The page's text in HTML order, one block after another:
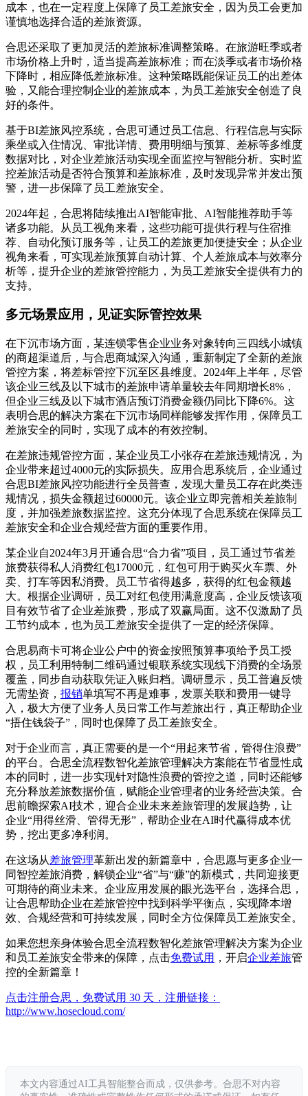
成本，也在一定程度上保障了员工差旅安全，因为员工会更加
谨慎地选择合适的差旅资源。
合思还采取了更加灵活的差旅标准调整策略。在旅游旺季或者
市场价格上升时，适当提高差旅标准；而在淡季或者市场价格
下降时，相应降低差旅标准。这种策略既能保证员工的出差体
验，又能合理控制企业的差旅成本，为员工差旅安全创造了良
好的条件。
基于BI差旅风控系统，合思可通过员工信息、行程信息与实际
乘坐或入住情况、审批详情、费用明细与预算、差标等多维度
数据对比，对企业差旅活动实现全面监控与智能分析。实时监
控差旅活动是否符合预算和差旅标准，及时发现异常并发出预
警，进一步保障了员工差旅安全。
2024年起，合思将陆续推出AI智能审批、AI智能推荐助手等
诸多功能。从员工视角来看，这些功能可提供行程与住宿推
荐、自动化预订服务等，让员工的差旅更加便捷安全；从企业
视角来看，可实现差旅预算自动计算、个人差旅成本与效率分
析等，提升企业的差旅管控能力，为员工差旅安全提供有力的
支持。
多元场景应用，见证实际管控效果
在下沉市场方面，某连锁零售企业业务对象转向三四线小城镇
的商超渠道后，与合思商城深入沟通，重新制定了全新的差旅
管控方案，将差标管控下沉至区县维度。2024年上半年，尽管
该企业三线及以下城市的差旅申请单量较去年同期增长8%，
但企业三线及以下城市酒店预订消费金额仍同比下降6%。这
表明合思的解决方案在下沉市场同样能够发挥作用，保障员工
差旅安全的同时，实现了成本的有效控制。
在差旅违规管控方面，某企业员工小张存在差旅违规情况，为
企业带来超过4000元的实际损失。应用合思系统后，企业通过
合思BI差旅风控功能进行全员普查，发现大量员工存在此类违
规情况，损失金额超过60000元。该企业立即完善相关差旅制
度，并加强差旅数据监控。这充分体现了合思系统在保障员工
差旅安全和企业合规经营方面的重要作用。
某企业自2024年3月开通合思“合力省”项目，员工通过节省差
旅费获得私人消费红包17000元，红包可用于购买火车票、外
卖、打车等因私消费。员工节省得越多，获得的红包金额越
大。根据企业调研，员工对红包使用满意度高，企业反馈该项
目有效节省了企业差旅费，形成了双赢局面。这不仅激励了员
工节约成本，也为员工差旅安全提供了一定的经济保障。
合思易商卡可将企业公户中的资金按照预算事项给予员工授
权，员工利用特制二维码通过银联系统实现线下消费的全场景
覆盖，同步自动获取凭证入账归档。调研显示，员工普遍反馈
无需垫资， 报销单填写不再是难事，发票关联和费用一键导
入，极大方便了业务人员日常工作与差旅出行，真正帮助企业
“捂住钱袋子”，同时也保障了员工差旅安全。
对于企业而言，真正需要的是一个“用起来节省，管得住浪费”
的平台。合思全流程数智化差旅管理解决方案能在节省显性成
本的同时，进一步实现针对隐性浪费的管控之道，同时还能够
充分释放差旅数据价值，赋能企业管理者的业务经营决策。合
思前瞻探索AI技术，迎合企业未来差旅管理的发展趋势，让
企业“用得丝滑、管得无形”，帮助企业在AI时代赢得成本优
势，挖出更多净利润。
在这场从差旅管理革新出发的新篇章中，合思愿与更多企业一
同智控差旅消费，解锁企业“省”与“赚”的新模式，共同迎接更
可期待的商业未来。企业应用发展的眼光选平台，选择合思，
让合思帮助企业在差旅管控中找到科学平衡点，实现降本增
效、合规经营和可持续发展，同时全方位保障员工差旅安全。
如果您想亲身体验合思全流程数智化差旅管理解决方案为企业
和员工差旅安全带来的保障，点击免费试用 ，开启企业差旅管
控的全新篇章！
点击注册合思，免费试用 30 天，注册链接：
http://www.hosecloud.com/
本文内容通过AI工具智能整合而成，仅供参考。合思不对内容